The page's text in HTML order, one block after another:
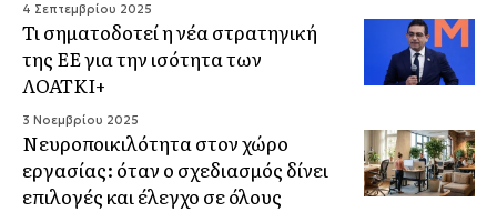
4 Σεπτεμβρίου 2025
Τι σηματοδοτεί η νέα στρατηγική
της ΕΕ για την ισότητα των
ΛΟΑΤΚΙ+
3 Νοεμβρίου 2025
Νευροποικιλότητα στον χώρο
εργασίας: όταν ο σχεδιασμός δίνει
επιλογές και έλεγχο σε όλους